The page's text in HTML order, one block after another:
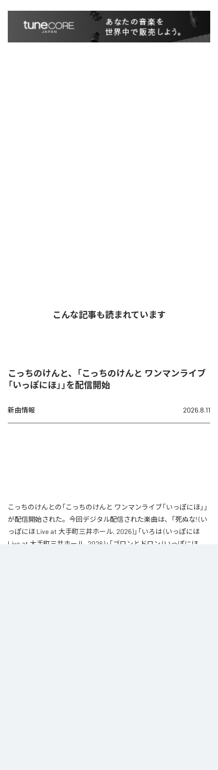
こんな記事も読まれています
こっちのけんと、「こっちのけんと ワンマンライブ
「いっぽにほ」」を配信開始
新曲情報 2026.8.11
こっちのけんとの「こっちのけんと ワンマンライブ「いっぽにほ」」
が配信開始された。今回デジタル配信された楽曲は、「死ぬな! (い
っぽにほ Live at 大手町三井ホール, 2026)」「いろは (いっぽにほ
Live at 大手町三井ホール, 2026)」「ゴロンとドロン (いっぽにほ